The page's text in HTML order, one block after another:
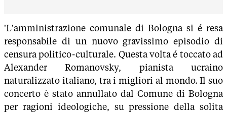
'L'amministrazione comunale di Bologna si é resa
responsabile di un nuovo gravissimo episodio di
censura politico-culturale. Questa volta é toccato ad
Alexander Romanovsky, pianista ucraino
naturalizzato italiano, tra i migliori al mondo. Il suo
concerto è stato annullato dal Comune di Bologna
per ragioni ideologiche, su pressione della solita